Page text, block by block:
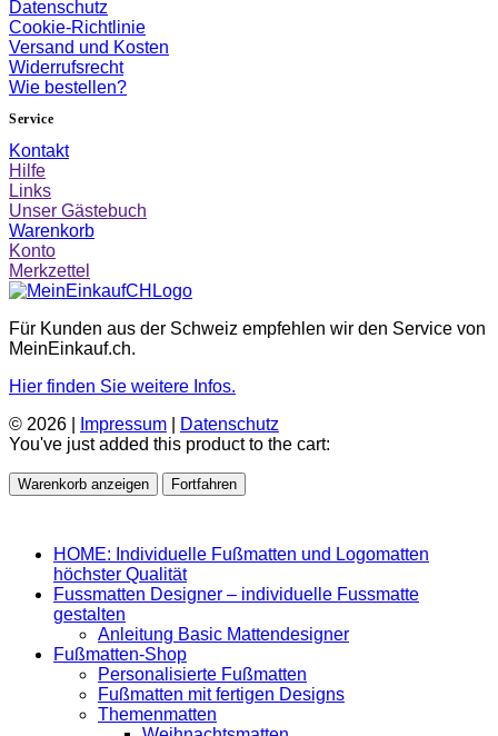
Datenschutz
Cookie-Richtlinie
Versand und Kosten
Widerrufsrecht
Wie bestellen?
Service
Kontakt
Hilfe
Links
Unser Gästebuch
Warenkorb
Konto
Merkzettel
Für Kunden aus der Schweiz empfehlen wir den Service von
MeinEinkauf.ch.
Hier finden Sie weitere Infos.
© 2026 |
Impressum
Datenschutz
You've just added this product to the cart:
Warenkorb anzeigen Fortfahren
HOME: Individuelle Fußmatten und Logomatten
höchster Qualität
Fussmatten Designer – individuelle Fussmatte
gestalten
Anleitung Basic Mattendesigner
Fußmatten-Shop
Personalisierte Fußmatten
Fußmatten mit fertigen Designs
Themenmatten